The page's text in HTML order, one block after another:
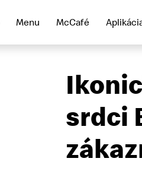
Menu McCafé
srdci